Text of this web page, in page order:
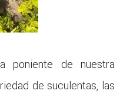
poniente de nuestra
de suculentas, las